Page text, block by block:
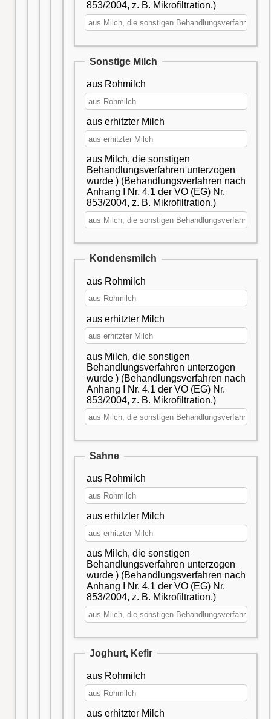
853/2004, z. B. Mikrofiltration.)
Sonstige Milch
aus Rohmilch
aus erhitzter Milch
aus Milch, die sonstigen
Behandlungsverfahren unterzogen
wurde ) (Behandlungsverfahren nach
Anhang I Nr. 4.1 der VO (EG) Nr.
853/2004, z. B. Mikrofiltration.)
Kondensmilch
aus Rohmilch
aus erhitzter Milch
aus Milch, die sonstigen
Behandlungsverfahren unterzogen
wurde ) (Behandlungsverfahren nach
Anhang I Nr. 4.1 der VO (EG) Nr.
853/2004, z. B. Mikrofiltration.)
Sahne
aus Rohmilch
aus erhitzter Milch
aus Milch, die sonstigen
Behandlungsverfahren unterzogen
wurde ) (Behandlungsverfahren nach
Anhang I Nr. 4.1 der VO (EG) Nr.
853/2004, z. B. Mikrofiltration.)
Joghurt, Kefir
aus Rohmilch
aus erhitzter Milch